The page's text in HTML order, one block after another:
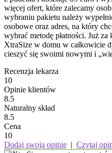
więcej ofert, które zalecamy
wybraniu pakietu należy
osobowe oraz adres, na który
wybrać metodę płatności. Już
XtraSize w domu w całkowicie
cieszyć się swoimi nowymi i
Recenzja lekarza
10
Opinie klientów
8.5
Naturalny skład
8.5
Cena
10
Dodaj swoją opinię | Czytaj